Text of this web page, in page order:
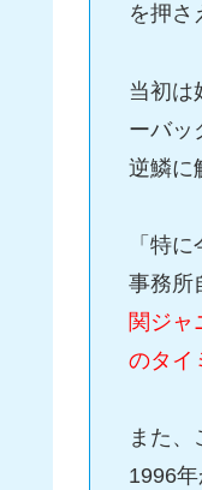
を押さ
当初は
ーバッ
逆鱗に
「特
事務所
関ジャ
のタイ
また、
1996